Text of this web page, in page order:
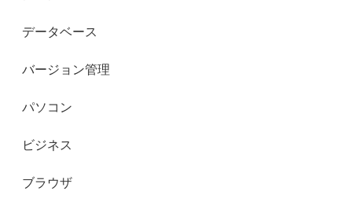
データベース
バージョン管理
パソコン
ビジネス
ブラウザ